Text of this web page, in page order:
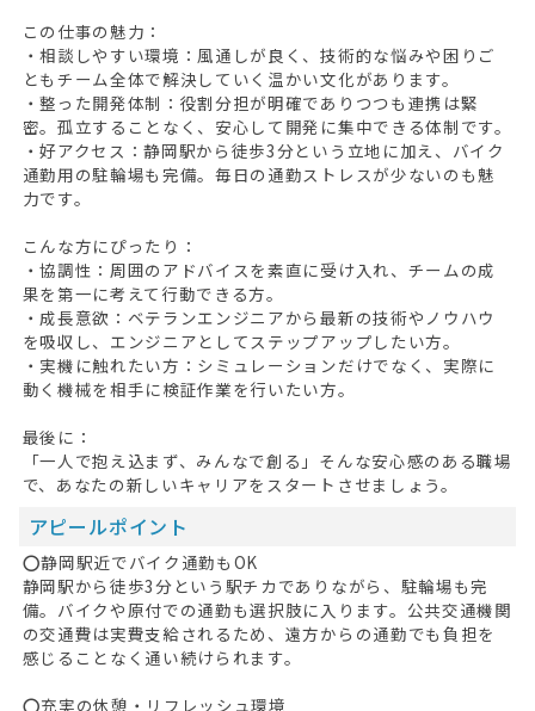
この仕事の魅力：
・相談しやすい環境：風通しが良く、技術的な悩みや困りご
ともチーム全体で解決していく温かい文化があります。
・整った開発体制：役割分担が明確でありつつも連携は緊
密。孤立することなく、安心して開発に集中できる体制です。
・好アクセス：静岡駅から徒歩3分という立地に加え、バイク
通勤用の駐輪場も完備。毎日の通勤ストレスが少ないのも魅
力です。
こんな方にぴったり：
・協調性：周囲のアドバイスを素直に受け入れ、チームの成
果を第一に考えて行動できる方。
・成長意欲：ベテランエンジニアから最新の技術やノウハウ
を吸収し、エンジニアとしてステップアップしたい方。
・実機に触れたい方：シミュレーションだけでなく、実際に
動く機械を相手に検証作業を行いたい方。
最後に：
「一人で抱え込まず、みんなで創る」そんな安心感のある職場
で、あなたの新しいキャリアをスタートさせましょう。
アピールポイント
⭕静岡駅近でバイク通勤もOK
静岡駅から徒歩3分という駅チカでありながら、駐輪場も完
備。バイクや原付での通勤も選択肢に入ります。公共交通機関
の交通費は実費支給されるため、遠方からの通勤でも負担を
感じることなく通い続けられます。
⭕充実の休憩・リフレッシュ環境